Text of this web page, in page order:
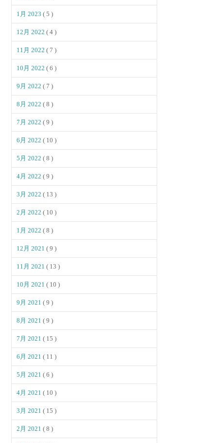
1月 2023( 5 )
12月 2022( 4 )
11月 2022( 7 )
10月 2022( 6 )
9月 2022( 7 )
8月 2022( 8 )
7月 2022( 9 )
6月 2022( 10 )
5月 2022( 8 )
4月 2022( 9 )
3月 2022( 13 )
2月 2022( 10 )
1月 2022( 8 )
12月 2021( 9 )
11月 2021( 13 )
10月 2021( 10 )
9月 2021( 9 )
8月 2021( 9 )
7月 2021( 15 )
6月 2021( 11 )
5月 2021( 6 )
4月 2021( 10 )
3月 2021( 15 )
2月 2021( 8 )